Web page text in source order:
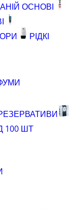
ОСНОВІ
РІДКІ
100 ШТ